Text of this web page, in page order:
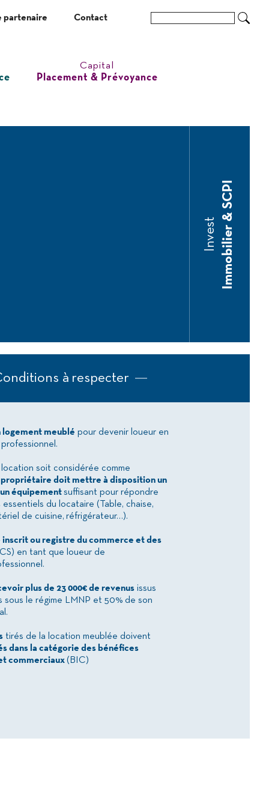
partenaire Contact
Capital
Placement & Prévoyance
Invest Immobilier & SCPI
à respecter
logement meublé pour devenir loueur en
location soit considérée comme
propriétaire doit mettre à disposition un
équipement suffisant pour répondre
essentiels du locataire (Table, chaise,
de cuisine, réfrigérateur…).
inscrit ou registre du commerce et des
en tant que loueur de
plus de 23 000€ de revenus issus
sous le régime LMNP et 50% de son
tirés de la location meublée doivent
dans la catégorie des bénéfices
commerciaux (BIC)